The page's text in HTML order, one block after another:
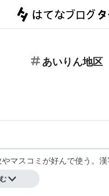
あいりん地区
やマスコミが好んで使う。